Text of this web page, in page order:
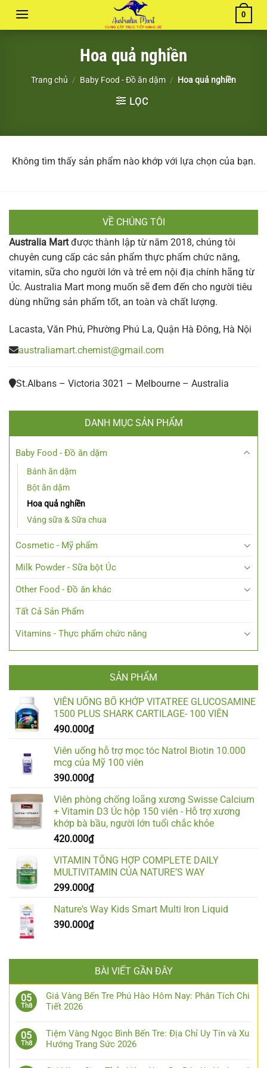
0
Hoa quả nghiền
Trang chủ / Baby Food - Đồ ăn dặm / Hoa quả nghiền
LỌC
Không tìm thấy sản phẩm nào khớp với lựa chọn của bạn.
VỀ CHÚNG TÔI
Australia Martđược thành lập từ năm 2018, chúng tôi
chuyên cung cấp các sản phẩm thực phẩm chức năng,
vitamin, sữa cho người lớn và trẻ em nội địa chính hãng từ
Úc. Australia Mart mong muốn sẽ đem đến cho người tiêu
dùng những sản phẩm tốt, an toàn và chất lượng.
Lacasta, Văn Phú, Phường Phú La, Quận Hà Đông, Hà Nội
australiamart.chemist@gmail.com
St.Albans – Victoria 3021 – Melbourne – Australia
DANH MỤC SẢN PHẨM
Baby Food - Đồ ăn dặm
Bánh ăn dặm
Bột ăn dặm
Hoa quả nghiền
Váng sữa & Sữa chua
Cosmetic - Mỹ phẩm
Milk Powder - Sữa bột Úc
Other Food - Đồ ăn khác
Tất Cả Sản Phẩm
Vitamins - Thực phẩm chức năng
SẢN PHẨM
VIÊN UỐNG BỔ KHỚP VITATREE GLUCOSAMINE
1500 PLUS SHARK CARTILAGE- 100 VIÊN
490.000₫
Viên uống hỗ trợ mọc tóc Natrol Biotin 10.000
mcg của Mỹ 100 viên
390.000₫
Viên phòng chống loãng xương Swisse Calcium
+ Vitamin D3 Úc hộp 150 viên - Hỗ trợ xương
khớp bà bầu, người lớn tuổi chắc khỏe
420.000₫
VITAMIN TỔNG HỢP COMPLETE DAILY
MULTIVITAMIN CỦA NATURE’S WAY
299.000₫
Nature's Way Kids Smart Multi Iron Liquid
390.000₫
BÀI VIẾT GẦN ĐÂY
05
Th8
Giá Vàng Bến Tre Phú Hào Hôm Nay: Phân Tích Chi
Tiết 2026
05
Th8
Tiệm Vàng Ngọc Bình Bến Tre: Địa Chỉ Uy Tín và Xu
Hướng Trang Sức 2026